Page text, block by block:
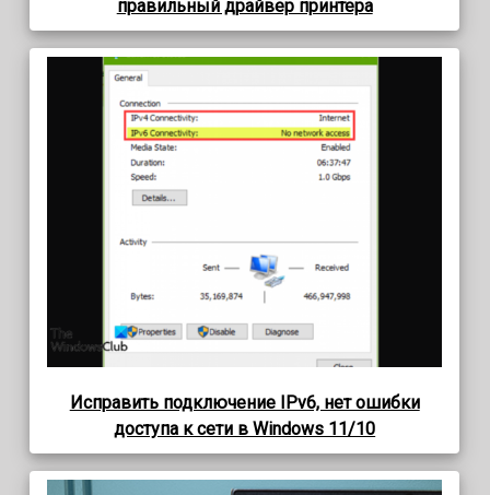
правильный драйвер принтера
Исправить подключение IPv6, нет ошибки
доступа к сети в Windows 11/10